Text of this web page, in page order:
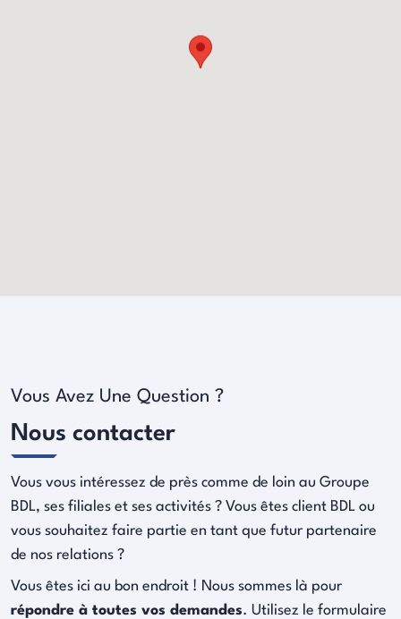
Vous Avez Une Question ?
Nous contacter
Vous vous intéressez de près comme de loin au Groupe
BDL, ses filiales et ses activités ? Vous êtes client BDL ou
vous souhaitez faire partie en tant que futur partenaire
de nos relations ?
Vous êtes ici au bon endroit ! Nous sommes là pour
répondre à toutes vos demandes. Utilisez le formulaire